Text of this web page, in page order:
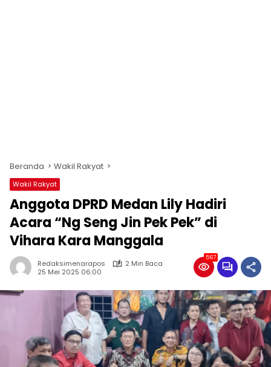
Beranda Wakil Rakyat
Wakil Rakyat
Anggota DPRD Medan Lily Hadiri
Acara “Ng Seng Jin Pek Pek” di
Vihara Kara Manggala
Redaksimenarapos
2 Min Baca
25 Mei 2025 06:00
567